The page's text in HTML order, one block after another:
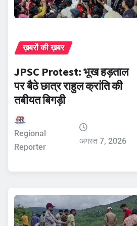
ख़बरों की ख़बर
JPSC Protest: भूख हड़ताल
पर बैठे छात्र राहुल क्रांति की
तबीयत बिगड़ी
Regional
Reporter
अगस्त 7, 2026